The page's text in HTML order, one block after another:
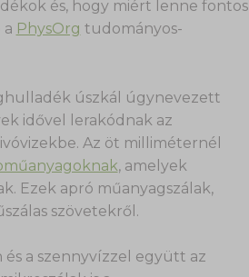
és, hogy miért lenne fontos
a PhysOrg tudományos-
úszkál úgynevezett
idővel lerakódnak az
Az öt milliméternél
, amelyek
Ezek apró műanyagszálak,
szövetekről.
a szennyvízzel együtt az